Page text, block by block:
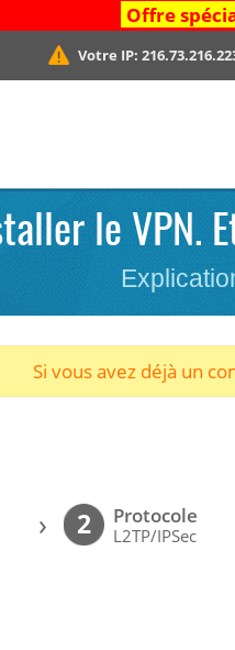
Offre
Votre IP:
le VPN.
Si vous avez déjà un
› 2 Protocole
L2TP/IPSec